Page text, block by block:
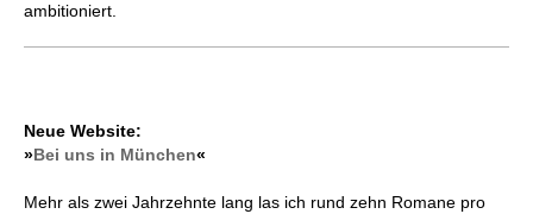
ambitioniert.
Neue Website:
»Bei uns in München«
Mehr als zwei Jahrzehnte lang las ich rund zehn Romane pro